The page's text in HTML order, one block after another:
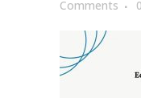
Comments
0